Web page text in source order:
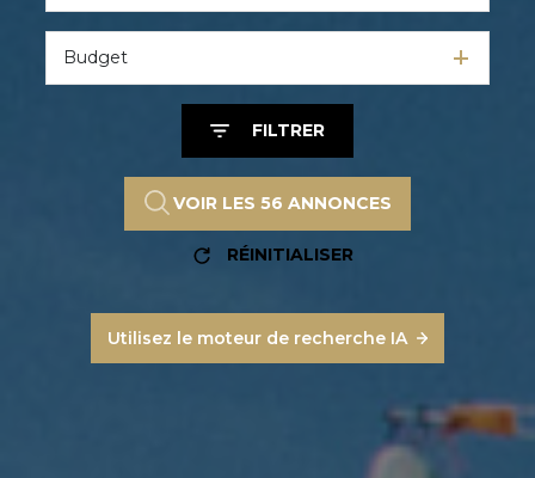
Budget
FILTRER
VOIR LES 56 ANNONCES
RÉINITIALISER
Utilisez le moteur de recherche IA